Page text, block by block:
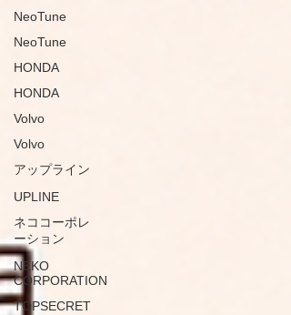
NeoTune
NeoTune
HONDA
HONDA
Volvo
Volvo
アップライン
UPLINE
ネココーポレ
ーション
NEKO
CORPORATION
TOPSECRET